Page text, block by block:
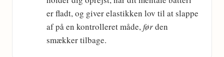
er fladt, og giver elastikken lov til at slappe
af på en kontrolleret måde,førden
smækker tilbage.